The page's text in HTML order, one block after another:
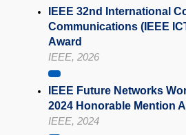
IEEE 32nd International
Communications (IEEE
Award
IEEE, 2026
IEEE Future Networks
2024 Honorable Mention
IEEE, 2024